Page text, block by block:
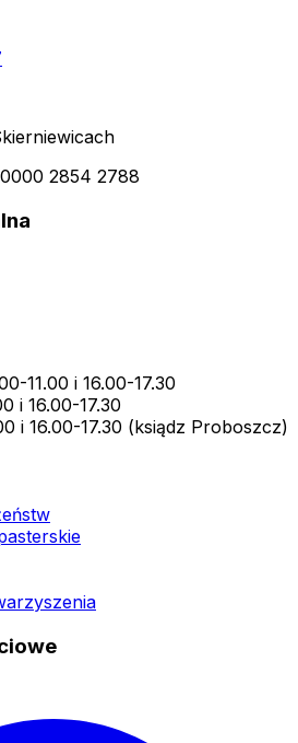
0000 2854 2788
11.00 i 16.00-17.30
i 16.00-17.30
i 16.00-17.30 (ksiądz Proboszcz)